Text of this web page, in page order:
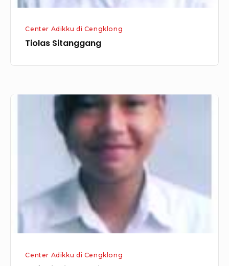
Center Adikku di Cengklong
Tiolas Sitanggang
Center Adikku di Cengklong